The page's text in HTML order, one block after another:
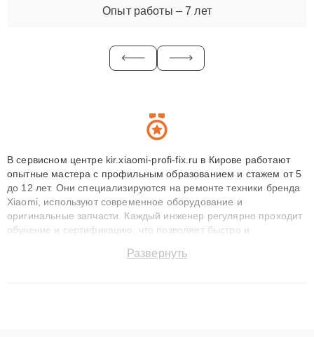
Опыт работы – 7 лет
В сервисном центре kir.xiaomi-profi-fix.ru в Кирове работают
опытные мастера с профильным образованием и стажем от 5
до 12 лет. Они специализируются на ремонте техники бренда
Xiaomi, используют современное оборудование и
оригинальные запчасти. Каждый инженер регулярно проходит
обучение и сертификацию, что позволяет быстро и
сохранением гарантии до 3 лет. Наши мастера решают
Развернуть